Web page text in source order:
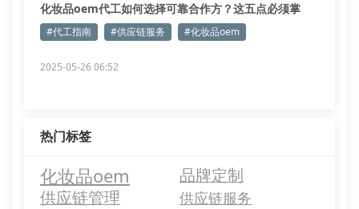
化妆品oem代工如何选择可靠合作方？这五点必须掌
握！
#代工指南 #供应链服务 #化妆品oem
2025-05-26 06:52
热门标签
化妆品oem
品牌定制
供应链管理
供应链服务